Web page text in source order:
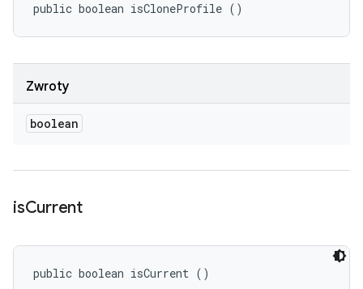
public boolean isCloneProfile ()
Zwroty
boolean
isCurrent
public boolean isCurrent ()